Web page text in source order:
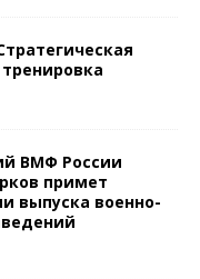
ВМФ России
примет
выпуска военно-